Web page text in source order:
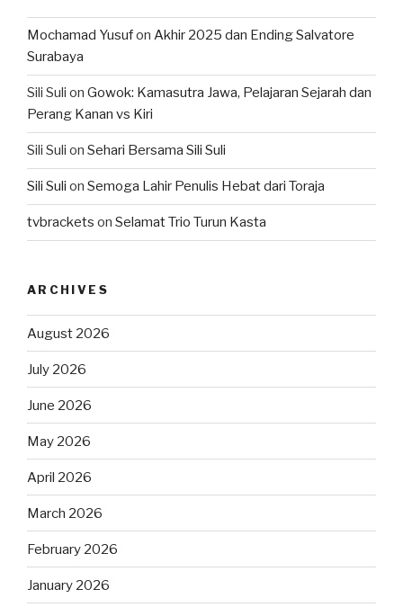
Mochamad Yusufon Akhir 2025 dan Ending Salvatore
Surabaya
Sili Suli on Gowok: Kamasutra Jawa, Pelajaran Sejarah dan
Perang Kanan vs Kiri
Sili Suli on Sehari Bersama Sili Suli
Sili Suli on Semoga Lahir Penulis Hebat dari Toraja
tvbrackets on Selamat Trio Turun Kasta
ARCHIVES
August 2026
July 2026
June 2026
May 2026
April 2026
March 2026
February 2026
January 2026